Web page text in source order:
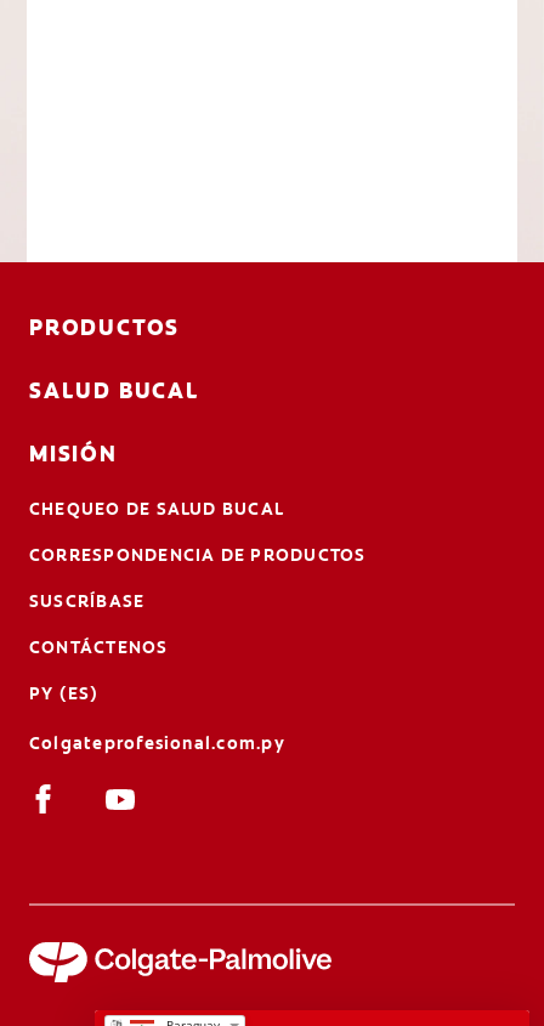
PRODUCTOS
SALUD BUCAL
MISIÓN
CHEQUEO DE SALUD BUCAL
CORRESPONDENCIA DE PRODUCTOS
SUSCRÍBASE
CONTÁCTENOS
PY (ES)
Colgateprofesional.com.py